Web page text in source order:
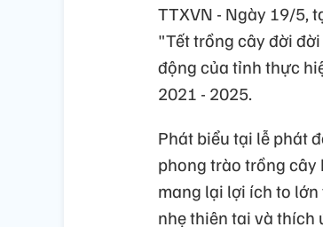
TTXVN - Ngày 19/5,
"Tết trồng cây đời
động của tỉnh thực
2021 - 2025.
Phát biểu tại lễ phát
phong trào trồng cây
mang lại lợi ích to
nhẹ thiên tai và